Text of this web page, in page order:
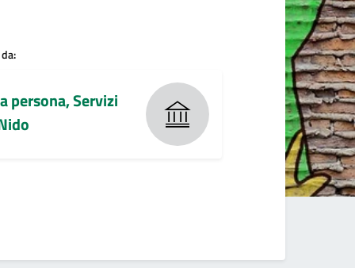
persona, Servizi